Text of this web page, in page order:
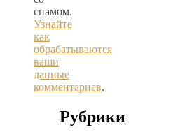
спамом.
Узнайте
как
обрабатываются
ваши
данные
комментариев.
Рубрики